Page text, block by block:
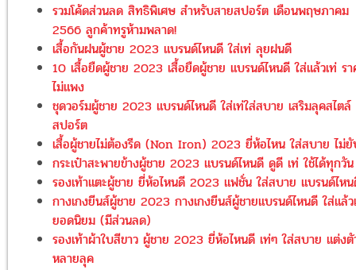
รวมโค้ดส่วนลด สิทธิพิเศษ สำหรับสายสปอร์ต เดือนพฤษภาคม
2566 ลูกค้าทรูห้ามพลาด!
เสื้อกันฝนผู้ชาย 2023 แบรนด์ไหนดี ใส่เท่ ลุยฝนดี
10 เสื้อยืดผู้ชาย 2023 เสื้อยืดผู้ชาย แบรนด์ไหนดี ใส่แล้วเท่ รา
ไม่แพง
ชุดวอร์มผู้ชาย 2023 แบรนด์ไหนดี ใส่เท่ใส่สบาย เสริมลุคสไตล์
สปอร์ต
เสื้อผู้ชายไม่ต้องรีด (Non Iron) 2023 ยี่ห้อไหน ใส่สบาย ไม่
กระเป๋าสะพายข้างผู้ชาย 2023 แบรนด์ไหนดี ดูดี เท่ ใช้ได้ทุกวัน
รองเท้าแตะผู้ชาย ยี่ห้อไหนดี 2023 แฟชั่น ใส่สบาย แบรนด์ไห
กางเกงยีนส์ผู้ชาย 2023 กางเกงยีนส์ผู้ชายแบรนด์ไหนดี ใส่แล้ว
ยอดนิยม (มีส่วนลด)
รองเท้าผ้าใบสีขาว ผู้ชาย 2023 ยี่ห้อไหนดี เท่ๆ ใส่สบาย แต่งตั
หลายลุค